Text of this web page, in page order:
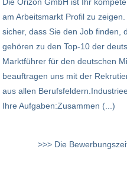
Die Orizon GmbH ist Ihr
am Arbeitsmarkt Profil zu
sicher, dass Sie den Job finden,
gehören zu den Top-10 der
Marktführer für den deutschen
beauftragen uns mit der
aus allen
Ihre Aufgaben:Zusammen (...)
>>> Die